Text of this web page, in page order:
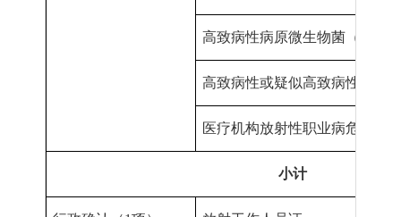
高致病性病原微生物菌（毒）
高致病性或疑似高致病性病原
医疗机构放射性职业病危害建
小计